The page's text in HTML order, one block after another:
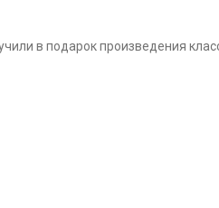
в подарок произведения